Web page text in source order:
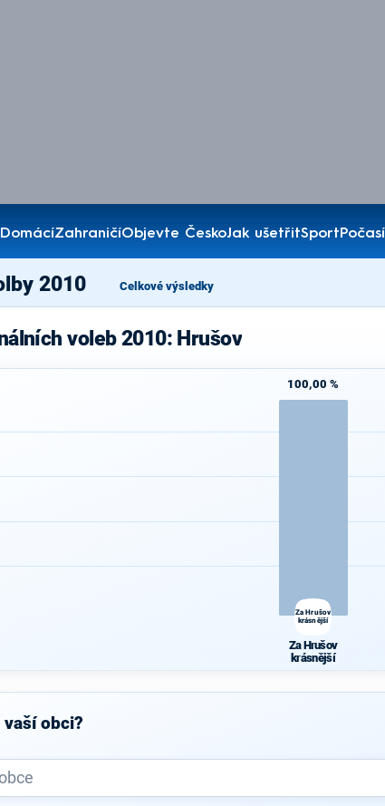
DomácíZahraničíObjevte ČeskoJak ušetřitSportPočasí
Pořady
2010 Celkové výsledky
voleb 2010: Hrušov
100,00 %
Za Hrušov
krásnější
Za Hrušov
krásnější
obci?